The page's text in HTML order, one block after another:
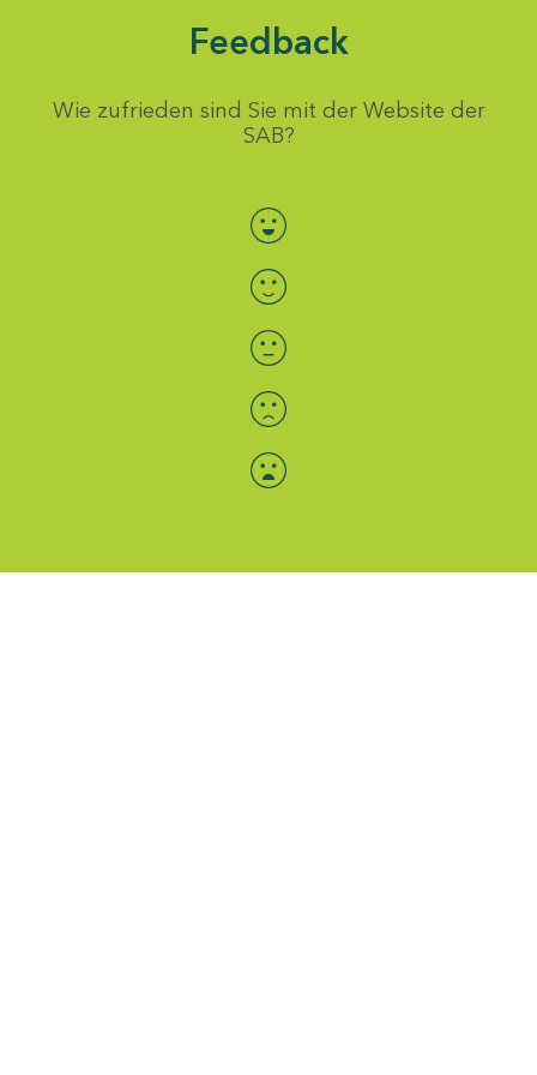
Feedback
Wie zufrieden sind Sie mit der Website der
SAB?
Bewertung auswählen